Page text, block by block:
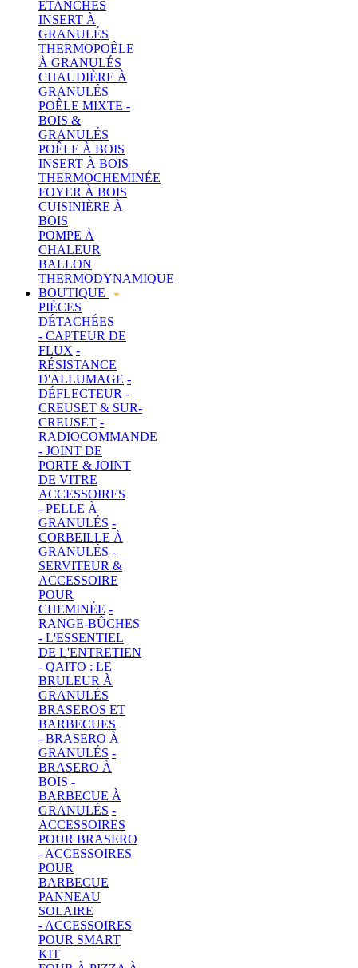
ÉTANCHES
INSERT À
GRANULÉS
THERMOPOÊLE
À GRANULÉS
CHAUDIÈRE À
GRANULÉS
POÊLE MIXTE -
BOIS &
GRANULÉS
POÊLE À BOIS
INSERT À BOIS
THERMOCHEMINÉE
FOYER À BOIS
CUISINIÈRE À
BOIS
POMPE À
CHALEUR
BALLON
THERMODYNAMIQUE
BOUTIQUE
PIÈCES
DÉTACHÉES
- CAPTEUR DE
FLUX -
RÉSISTANCE
D'ALLUMAGE -
DÉFLECTEUR -
CREUSET & SUR-
CREUSET -
RADIOCOMMANDE
- JOINT DE
PORTE & JOINT
DE VITRE
ACCESSOIRES
- PELLE À
GRANULÉS -
CORBEILLE À
GRANULÉS -
SERVITEUR &
ACCESSOIRE
POUR
CHEMINÉE -
RANGE-BÛCHES
- L'ESSENTIEL
DE L'ENTRETIEN
- QAITO : LE
BRULEUR À
GRANULÉS
BRASEROS ET
BARBECUES
- BRASERO À
GRANULÉS -
BRASERO À
BOIS -
BARBECUE À
GRANULÉS -
ACCESSOIRES
POUR BRASERO
- ACCESSOIRES
POUR
BARBECUE
PANNEAU
SOLAIRE
- ACCESSOIRES
POUR SMART
KIT